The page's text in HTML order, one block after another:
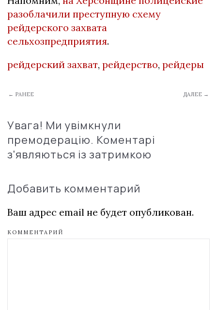
разоблачили преступную схему
рейдерского захвата
сельхозпредприятия.
рейдерский захват, рейдерство, рейдеры
← РАНЕЕ ДАЛЕЕ →
Увага! Ми увімкнули
премодерацію. Коментарі
з'являються із затримкою
Добавить комментарий
Ваш адрес email не будет опубликован.
КОММЕНТАРИЙ